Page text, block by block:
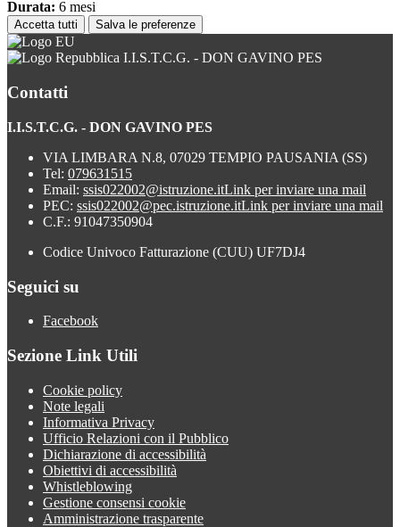
Durata: 6 mesi
Accetta tutti Salva le preferenze
I.I.S.T.C.G. - DON GAVINO PES
Contatti
I.I.S.T.C.G. - DON GAVINO PES
VIA LIMBARA N.8, 07029 TEMPIO PAUSANIA (SS)
Tel: 079631515
Email: ssis022002@istruzione.itLink per inviare una mail
PEC: ssis022002@pec.istruzione.itLink per inviare una mail
C.F.: 91047350904
Codice Univoco Fatturazione (CUU) UF7DJ4
Seguici su
Facebook
Sezione Link Utili
Cookie policy
Note legali
Informativa Privacy
Ufficio Relazioni con il Pubblico
Dichiarazione di accessibilità
Obiettivi di accessibilità
Whistleblowing
Gestione consensi cookie
Amministrazione trasparente